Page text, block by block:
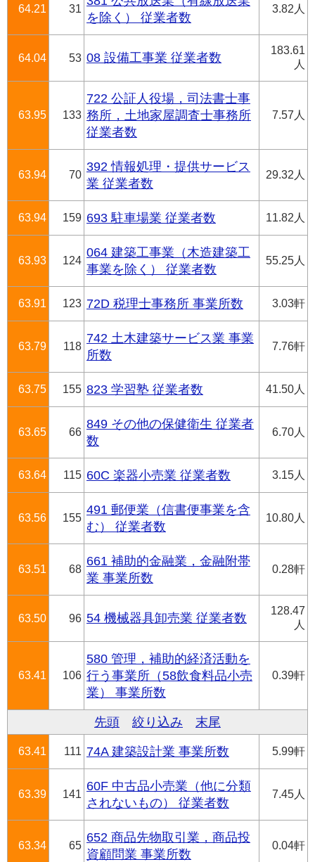
64.21 31
を除く） 従業者数
3.82人
64.04 53 08 設備工事業 従業者数
183.61
人
63.95 133
722 公証人役場，司法書士事
務所，土地家屋調査士事務所
従業者数
7.57人
63.94 70
392 情報処理・提供サービス
業 従業者数
29.32人
63.94 159 693 駐車場業 従業者数 11.82人
63.93 124
064 建築工事業（木造建築工
事業を除く） 従業者数
55.25人
63.91 123 72D 税理士事務所 事業所数 3.03軒
63.79 118
742 土木建築サービス業 事業
所数
7.76軒
63.75 155 823 学習塾 従業者数 41.50人
63.65 66
849 その他の保健衛生 従業者
数
6.70人
63.64 115 60C 楽器小売業 従業者数 3.15人
63.56 155
491 郵便業（信書便事業を含
む） 従業者数
10.80人
63.51 68
661 補助的金融業，金融附帯
業 事業所数
0.28軒
63.50 96 54 機械器具卸売業 従業者数
128.47
人
63.41 106
580 管理，補助的経済活動を
行う事業所（58飲食料品小売
業） 事業所数
0.39軒
先頭 絞り込み 末尾
63.41 111 74A 建築設計業 事業所数 5.99軒
63.39 141
60F 中古品小売業（他に分類
されないもの） 従業者数
7.45人
63.34 65
652 商品先物取引業，商品投
資顧問業 事業所数
0.04軒